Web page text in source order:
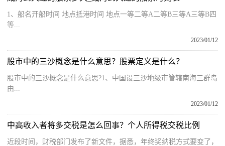
1、船名开船时间 地点抵港时间 地点一等二等A二等B三等A三等B四
等...
2023/01/12
股市中的三沙概念是什么意思？股票定义是什么？
股市中的三沙概念是什么意思?1、中国设三沙地级市管辖南海三群岛
由...
2023/01/12
中高收入者将多交税是怎么回事？个人所得税交税比例
近段时间，财税部门发布了新文件，据悉，年终奖纳税方式要变了，